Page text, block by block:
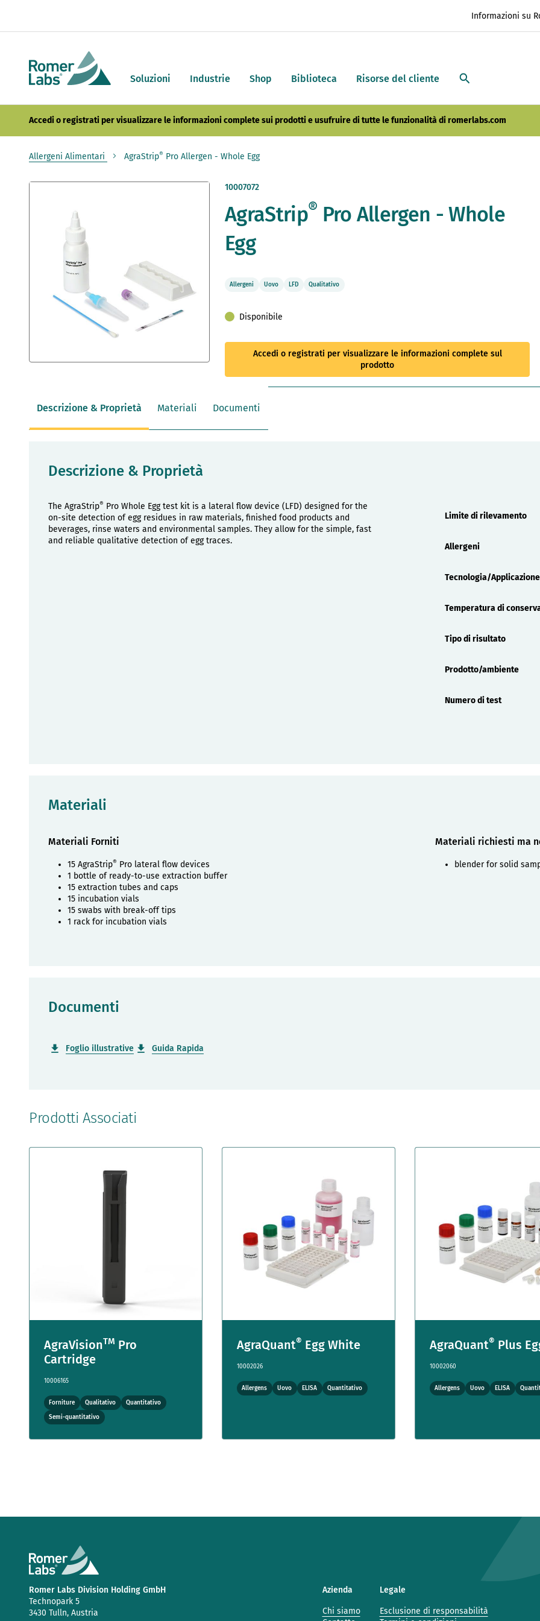
Soluzioni Industrie Shop Biblioteca Risorse del cliente
Informazioni su
Accedi o registrati per visualizzare le informazioni complete sui prodotti e usufruire di tutte le funzionalità di romerlabs.com
Allergeni Alimentari AgraStrip® Pro Allergen - Whole Egg
Vai
10007072
AgraStrip® Pro Allergen - Whole
Egg
Allergeni Uovo LFD Qualitativo
Disponibile
Accedi o registrati per visualizzare le informazioni complete sul
prodotto
Descrizione & Proprietà Materiali Documenti
Descrizione & Proprietà
The AgraStrip® Pro Whole Egg test kit is a lateral flow device (LFD) designed for the
on-site detection of egg residues in raw materials, finished food products and
beverages, rinse waters and environmental samples. They allow for the simple, fast
and reliable qualitative detection of egg traces.
Limite di rilevamento
Allergeni
Tecnologia/Applicazione
Temperatura di
Tipo di risultato
Prodotto/ambiente
Numero di test
Materiali
Materiali Forniti
15 AgraStrip® Pro lateral flow devices
1 bottle of ready-to-use extraction buffer
15 extraction tubes and caps
15 incubation vials
15 swabs with break-off tips
1 rack for incubation vials
Materiali richiesti ma
blender for solid
Documenti
Foglio illustrative Guida Rapida
Prodotti Associati
AgraVisionTM Pro
Cartridge
10006165
Forniture Qualitativo
Quantitativo
Semi-quantitativo
AgraQuant® Egg White
10002026
Allergens Uovo ELISA Quantitativo
AgraQuant® Plus
10002060
Allergens Uovo ELISA
Romer Labs Division Holding GmbH
Technopark 5
3430 Tulln, Austria
Azienda
Chi siamo
Legale
Esclusione di responsabilità